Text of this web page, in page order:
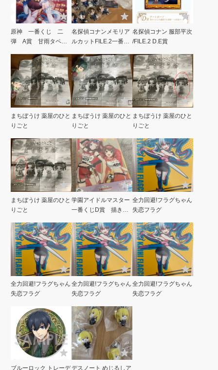
原神 一番くじ 二
弾 A賞 甘雨タペス
サイズ
名探偵コナンメモリア
ルカットFILE.2一番く
名探偵コナン 服部平次
/FILE.2 D.E賞
まちぼうけ 薬屋のひと
りごと
まちぼうけ 薬屋のひと
りごと
まちぼうけ 薬屋のひと
りごと
まちぼうけ 薬屋のひと
りごと
学園アイドルマスター
一番くじD賞 描き下
ー
全力回避!フラグちゃん
失恋フラグ
全力回避!フラグちゃん
失恋フラグ
全力回避!フラグちゃん
失恋フラグ
全力回避!フラグちゃん
失恋フラグ
ブルーロック トレーデデスノート めじるしア